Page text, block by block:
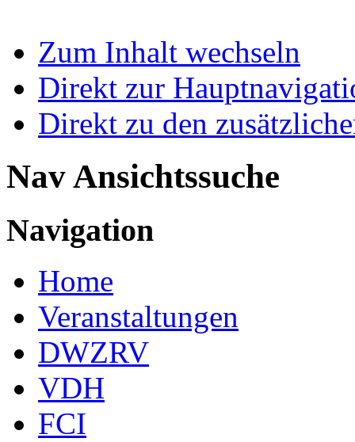
Zum Inhalt wechseln
Direkt zur
Direkt zu den
Nav Ansichtssuche
Navigation
Home
Veranstaltungen
DWZRV
VDH
FCI